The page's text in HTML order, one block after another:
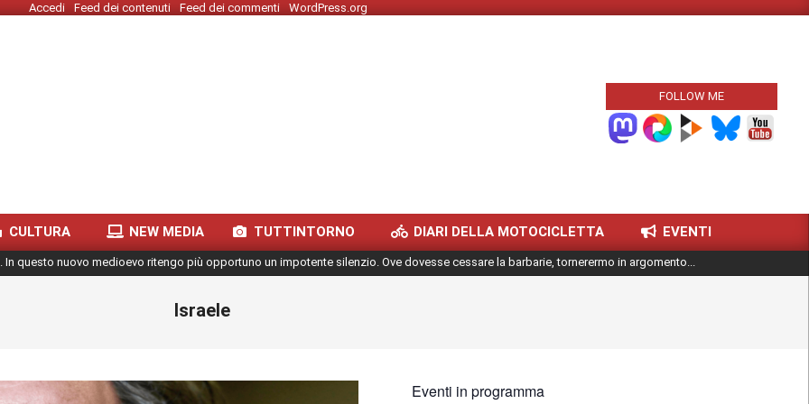
Accedi Feed dei contenuti Feed dei commenti WordPress.org
FOLLOW ME
CULTURA NEW MEDIA TUTTINTORNO DIARI DELLA MOTOCICLETTA EVENTI
questo nuovo medioevo ritengo più opportuno un impotente silenzio. Ove dovesse cessare la barbarie, tornerermo in argomento...
Israele
Eventi in programma